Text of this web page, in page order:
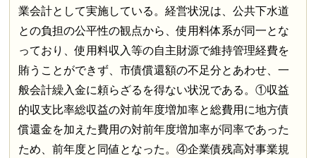
業会計として実施している。経営状況は、公共下水道
との負担の公平性の観点から、使用料体系が同一とな
っており、使用料収入等の自主財源で維持管理経費を
賄うことができず、市債償還額の不足分とあわせ、一
般会計繰入金に頼らざるを得ない状況である。①収益
的収支比率総収益の対前年度増加率と総費用に地方債
償還金を加えた費用の対前年度増加率が同率であった
ため、前年度と同値となった。④企業債残高対事業規